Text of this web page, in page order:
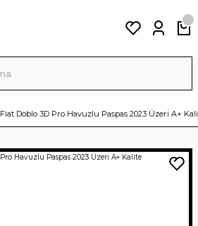
Fiat Doblo 3D Pro Havuzlu Paspas 2023 Üzeri A+